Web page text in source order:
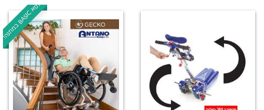
כ
ס
א
B
A
S
I
C
ב
מ
ת
נ
ה
!